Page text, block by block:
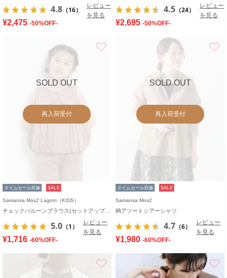
4.8 （16）
レビュー
を見る
¥2,475 -50%OFF-
4.5 （24）
レビュー
を見る
¥2,695 -50%OFF-
SOLD OUT
再入荷受付
タイムセール対象 SALE
Samansa Mos2 Lagom（KIDS）
チェックバルーンブラウス(セットアップ可)
5.0 （1）
レビュー
を見る
¥1,716 -60%OFF-
SOLD OUT
再入荷受付
タイムセール対象 SALE
Samansa Mos2
柄アソートシアーシャツ
4.7 （6）
レビュー
を見る
¥1,980 -60%OFF-